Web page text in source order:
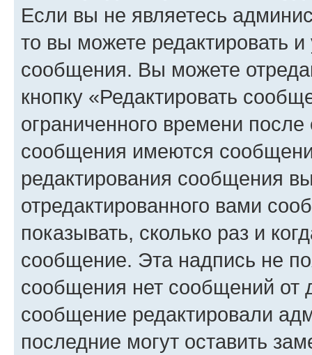
Если вы не являетесь
то вы можете редактировать
сообщения. Вы можете
кнопку «Редактировать
ограниченного времени
сообщения имеются
редактирования сообщения
отредактированного вами
показывать, сколько раз и
сообщение. Эта надпись не
сообщения нет сообщений от
сообщение редактировали
последние могут оставить